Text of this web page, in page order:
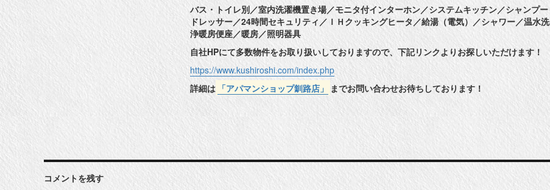
バス・トイレ別／室内洗濯機置き場／モニタ付インターホン／システムキッチン／シャンプー
ドレッサー／24時間セキュリティ／ＩＨクッキングヒータ／給湯（電気）／シャワー／温水洗
浄暖房便座／暖房／照明器具
自社HPにて多数物件をお取り扱いしておりますので、下記リンクよりお探しいただけます！
https://www.kushiroshi.com/index.php
詳細は 「アパマンショップ釧路店」 までお問い合わせお待ちしております！
コメントを残す